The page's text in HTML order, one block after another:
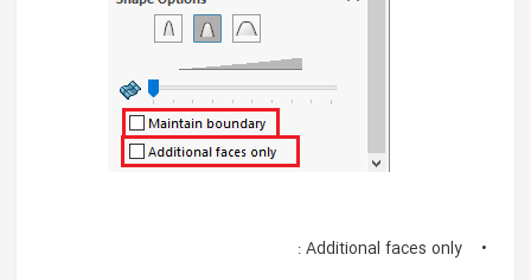
• Additional faces only :